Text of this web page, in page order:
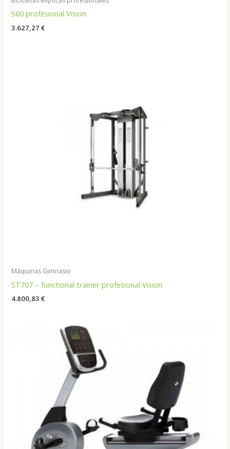
S60 profesional Vision
3.627,27€
Máquinas Gimnasio
ST707 – functional trainer profesional Vision
4.800,83€